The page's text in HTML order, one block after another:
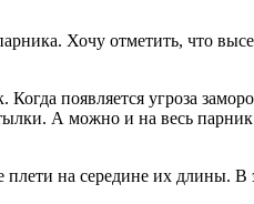
Хочу отметить, что
появляется угроза
А можно и на весь
на середине их длины. В